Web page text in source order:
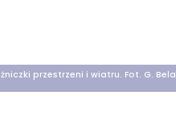
przestrzeni i wiatru. Fot. G. Bela